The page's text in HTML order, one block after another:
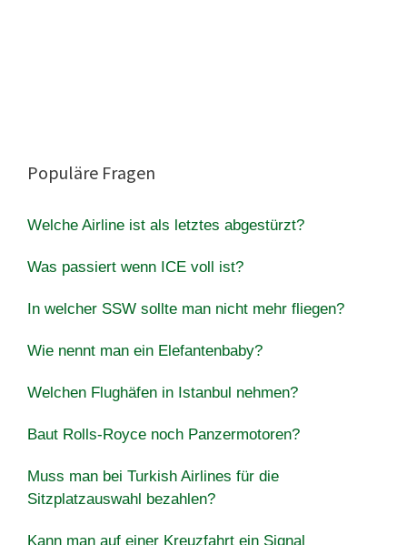
Populäre Fragen
Welche Airline ist als letztes abgestürzt?
Was passiert wenn ICE voll ist?
In welcher SSW sollte man nicht mehr fliegen?
Wie nennt man ein Elefantenbaby?
Welchen Flughäfen in Istanbul nehmen?
Baut Rolls-Royce noch Panzermotoren?
Muss man bei Turkish Airlines für die
Sitzplatzauswahl bezahlen?
Kann man auf einer Kreuzfahrt ein Signal